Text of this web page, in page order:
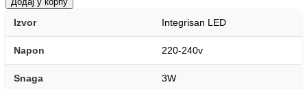
Izvor Integrisan LED
Napon 220-240v
Snaga 3W